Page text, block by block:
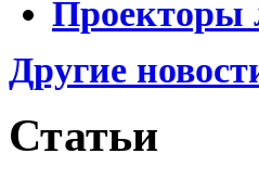
Проекторы
Другие
Статьи